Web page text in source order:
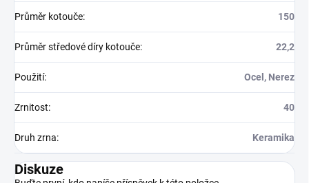
Průměr kotouče: 150
Průměr středové díry kotouče: 22,2
Použití: Ocel, Nerez
Zrnitost: 40
Druh zrna: Keramika
Diskuze